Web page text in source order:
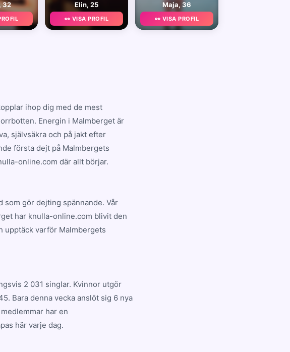
32 Elin, 25
👀 VISA PROFIL
Maja, 36
👀 VISA PROFIL
ihop dig med de mest
Energin i Malmberget är
självsäkra och på jakt efter
första dejt på Malmbergets
online.com där allt börjar.
gör dejting spännande. Vår
har knulla-online.com blivit den
upptäck varför Malmbergets
2 031 singlar. Kvinnor utgör
Bara denna vecka anslöt sig 6 nya
har en
här varje dag.